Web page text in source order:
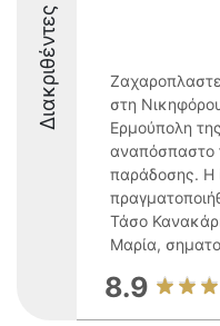
Διακριθέντες
στη
Ερμούπολη
αναπόσπαστο
παράδοσης. Η
Τάσο
Μαρία,
8.9